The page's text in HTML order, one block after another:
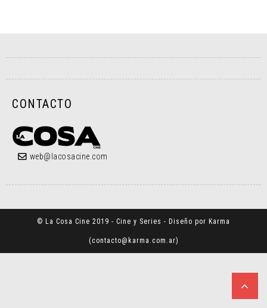
CONTACTO
web@lacosacine.com
© La Cosa Cine 2019 - Cine y Series - Diseño por Karma
(contacto@karma.com.ar)